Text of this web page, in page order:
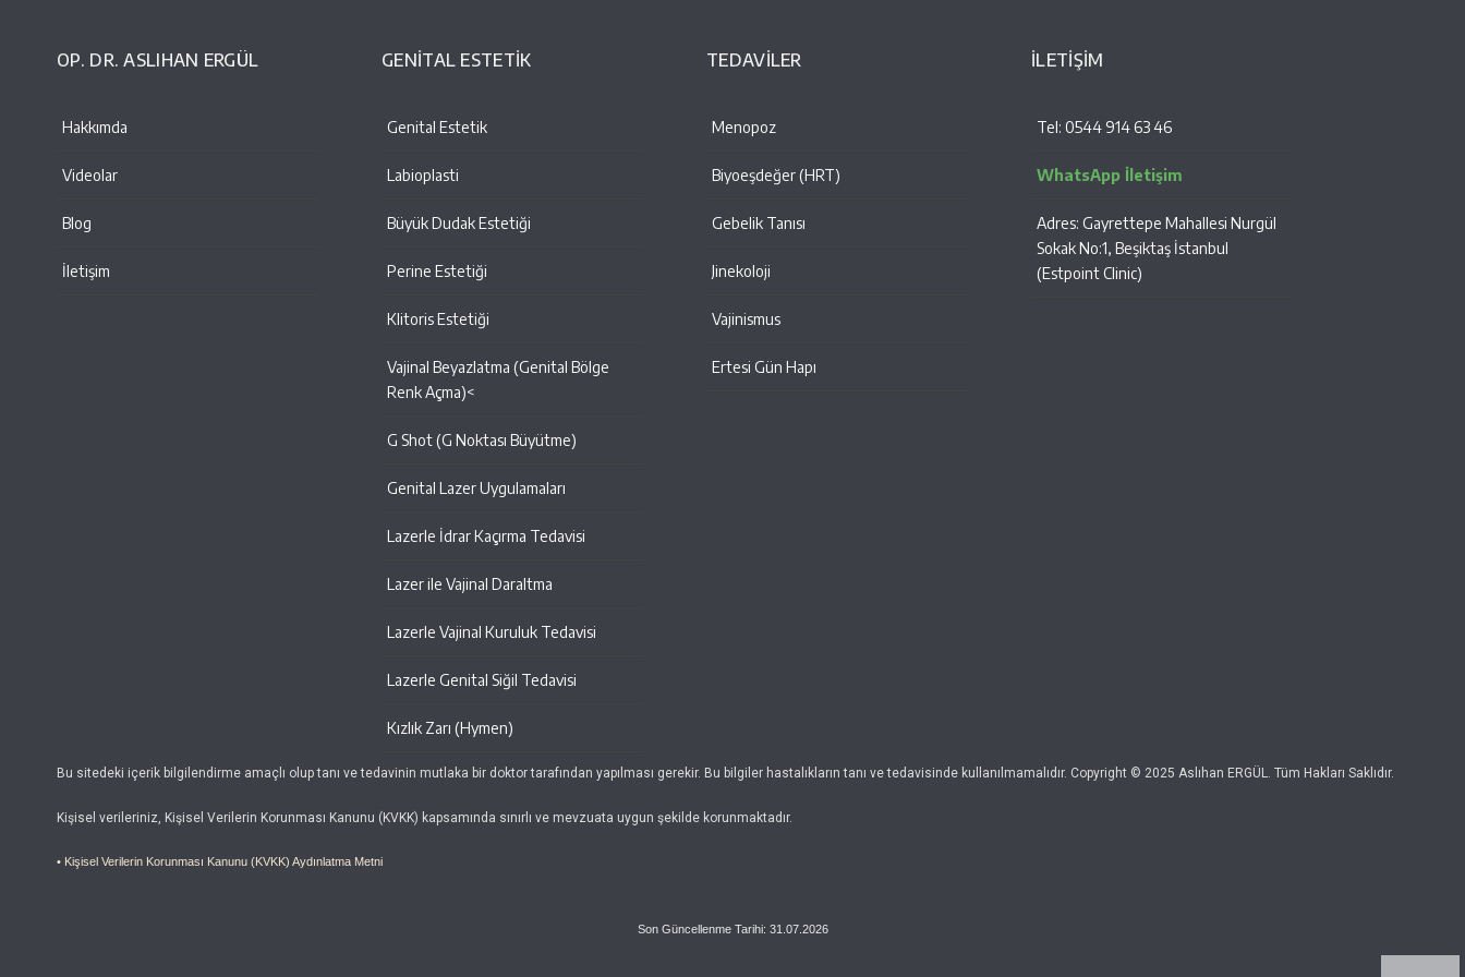
OP. DR. ASLIHAN ERGÜL
Hakkımda
Videolar
Blog
İletişim
GENİTAL ESTETİK
Genital Estetik
Labioplasti
Büyük Dudak Estetiği
Perine Estetiği
Klitoris Estetiği
Vajinal Beyazlatma (Genital Bölge
Renk Açma)<
G Shot (G Noktası Büyütme)
Genital Lazer Uygulamaları
Lazerle İdrar Kaçırma Tedavisi
Lazer ile Vajinal Daraltma
Lazerle Vajinal Kuruluk Tedavisi
Lazerle Genital Siğil Tedavisi
Kızlık Zarı (Hymen)
TEDAVİLER
Menopoz
Biyoeşdeğer (HRT)
Gebelik Tanısı
Jinekoloji
Vajinismus
Ertesi Gün Hapı
İLETİŞİM
Tel: 0544 914 63 46
WhatsApp İletişim
Adres: Gayrettepe Mahallesi Nurgül
Sokak No:1, Beşiktaş İstanbul
(Estpoint Clinic)
Bu sitedeki içerik bilgilendirme amaçlı olup tanı ve tedavinin mutlaka bir doktor tarafından yapılması gerekir. Bu bilgiler hastalıkların tanı ve tedavisinde kullanılmamalıdır. Copyright © 2025 Aslıhan ERGÜL. Tüm Hakları Saklıdır.
Kişisel verileriniz, Kişisel Verilerin Korunması Kanunu (KVKK) kapsamında sınırlı ve mevzuata uygun şekilde korunmaktadır.
• Kişisel Verilerin Korunması Kanunu (KVKK) Aydınlatma Metni
Son Güncellenme Tarihi: 31.07.2026